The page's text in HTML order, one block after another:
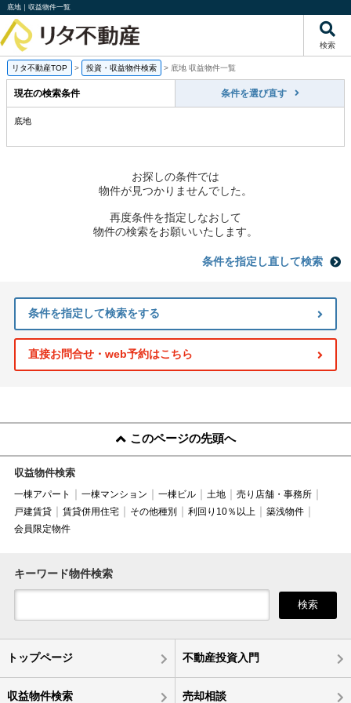
底地｜収益物件一覧
検索
リタ不動産TOP > 投資・収益物件検索 > 底地 収益物件一覧
現在の検索条件 条件を選び直す
底地
お探しの条件では
物件が見つかりませんでした。
再度条件を指定しなおして
物件の検索をお願いいたします。
条件を指定し直して検索
条件を指定して検索をする
直接お問合せ・web予約はこちら
このページの先頭へ
収益物件検索
一棟アパート 一棟マンション 一棟ビル 土地
売り店舗・事務所
戸建賃貸
賃貸併用住宅 その他種別 利回り10％以上
築浅物件
会員限定物件
キーワード物件検索
検索
トップページ 不動産投資入門
収益物件検索 売却相談